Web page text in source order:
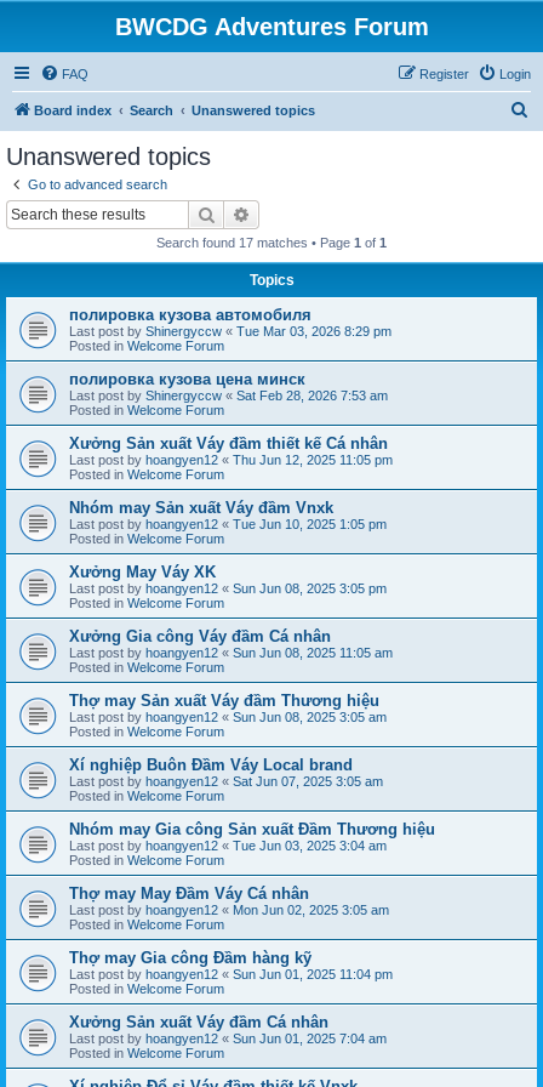
BWCDG Adventures Forum
FAQ Login
Register
Board index Search Unanswered topics
Unanswered topics
Go to advanced search
Search
Search found 17 matches • Page 1 of 1
Topics
полировка кузова автомобиля
Last post by Shinergyccw « Tue Mar 03, 2026 8:29 pm
Posted in Welcome Forum
полировка кузова цена минск
Last post by Shinergyccw « Sat Feb 28, 2026 7:53 am
Posted in Welcome Forum
Xưởng Sản xuất Váy đầm thiết kế Cá nhân
Last post by hoangyen12 « Thu Jun 12, 2025 11:05 pm
Posted in Welcome Forum
Nhóm may Sản xuất Váy đầm Vnxk
Last post by hoangyen12 « Tue Jun 10, 2025 1:05 pm
Posted in Welcome Forum
Xưởng May Váy XK
Last post by hoangyen12 « Sun Jun 08, 2025 3:05 pm
Posted in Welcome Forum
Xưởng Gia công Váy đầm Cá nhân
Last post by hoangyen12 « Sun Jun 08, 2025 11:05 am
Posted in Welcome Forum
Thợ may Sản xuất Váy đầm Thương hiệu
Last post by hoangyen12 « Sun Jun 08, 2025 3:05 am
Posted in Welcome Forum
Xí nghiệp Buôn Đầm Váy Local brand
Last post by hoangyen12 « Sat Jun 07, 2025 3:05 am
Posted in Welcome Forum
Nhóm may Gia công Sản xuất Đầm Thương hiệu
Last post by hoangyen12 « Tue Jun 03, 2025 3:04 am
Posted in Welcome Forum
Thợ may May Đầm Váy Cá nhân
Last post by hoangyen12 « Mon Jun 02, 2025 3:05 am
Posted in Welcome Forum
Thợ may Gia công Đầm hàng kỹ
Last post by hoangyen12 « Sun Jun 01, 2025 11:04 pm
Posted in Welcome Forum
Xưởng Sản xuất Váy đầm Cá nhân
Last post by hoangyen12 « Sun Jun 01, 2025 7:04 am
Posted in Welcome Forum